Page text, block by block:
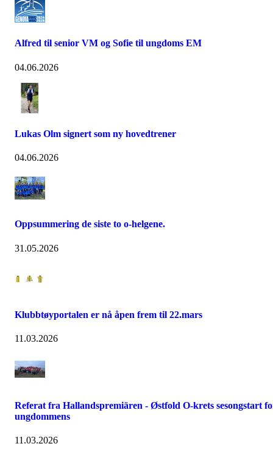
Alfred til senior VM og Sofie til ungdoms EM
04.06.2026
Lukas Olm signert som ny hovedtrener
04.06.2026
Oppsummering de siste to o-helgene.
31.05.2026
Klubbtøyportalen er nå åpen frem til 22.mars
11.03.2026
Referat fra Hallandspremiären - Østfold O-krets sesongstart
ungdommens
11.03.2026